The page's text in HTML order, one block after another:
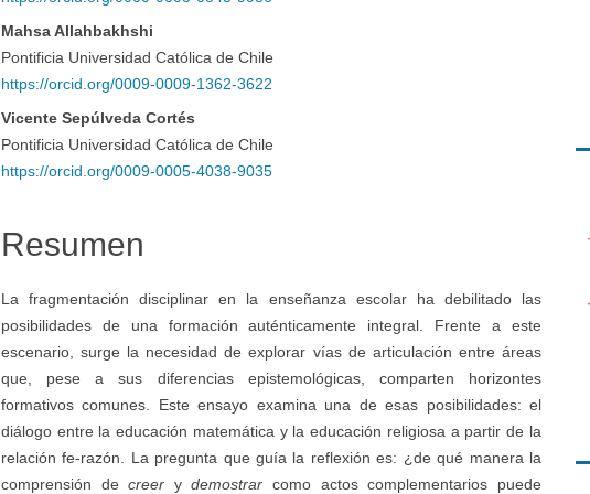
principal
del
artículo
Mahsa Allahbakhshi
Pontificia Universidad Católica de Chile
https://orcid.org/0009-0009-1362-3622
Vicente Sepúlveda Cortés
Pontificia Universidad Católica de Chile
https://orcid.org/0009-0005-4038-9035
Resumen
La fragmentación disciplinar en la enseñanza escolar ha debilitado las
posibilidades de una formación auténticamente integral. Frente a este
escenario, surge la necesidad de explorar vías de articulación entre áreas
que, pese a sus diferencias epistemológicas, comparten horizontes
formativos comunes. Este ensayo examina una de esas posibilidades: el
diálogo entre la educación matemática y la educación religiosa a partir de la
relación fe-razón. La pregunta que guía la reflexión es: ¿de qué manera la
comprensión decreer ydemostrar como actos complementarios puede